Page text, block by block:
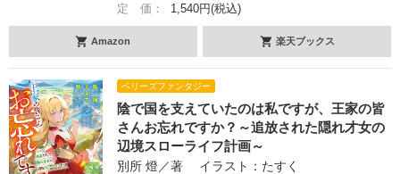
定 価：
1,540円(税込)
Amazon 楽天ブックス
ベリーズファンタジー
陰で国を支えていたのは私ですが、王家の皆
さんお忘れですか？～追放された隠れ才女の
辺境スローライフ計画～
別所 燈／著 イラスト：たすく